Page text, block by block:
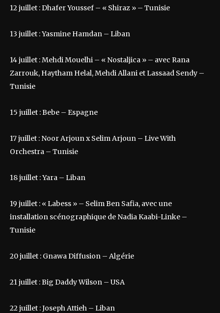
12 juillet : Dhafer Youssef – « Shiraz » – Tunisie
13 juillet : Yasmine Hamdan – Liban
14 juillet : Mehdi Mouelhi – « Nostaljica » – avec Rana
Zarrouk, Haytham Helal, Mehdi Allani et Lassaad Sendy –
Tunisie
15 juillet : Bebe – Espagne
17 juillet : Noor Arjoun x Selim Arjoun – Live With
Orchestra – Tunisie
18 juillet : Yara – Liban
19 juillet : « Labess » – Selim Ben Safia, avec une
installation scénographique de Nadia Kaabi-Linke –
Tunisie
20 juillet : Gnawa Diffusion – Algérie
21 juillet : Big Daddy Wilson – USA
22 juillet : Joseph Attieh – Liban